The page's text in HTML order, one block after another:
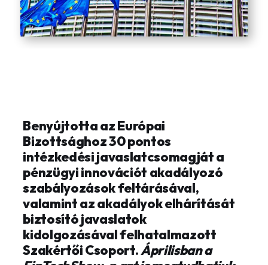
Benyújtotta az Európai
Bizottsághoz 30 pontos
intézkedési javaslatcsomagját a
pénzügyi innovációt akadályozó
szabályozások feltárásával,
valamint az akadályok elhárítását
biztosító javaslatok
kidolgozásával felhatalmazott
Szakértői Csoport.Áprilisban a